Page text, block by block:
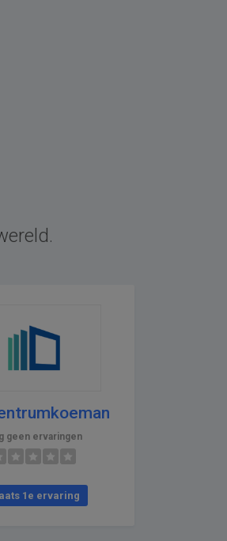
geen ervaringen
1e ervaring